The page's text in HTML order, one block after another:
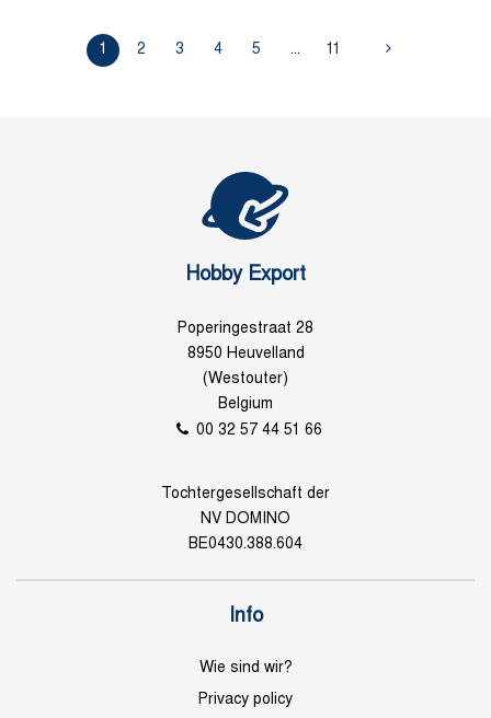
1 2 3 4 5 ... 11
Hobby Export
Poperingestraat 28
8950 Heuvelland
(Westouter)
Belgium
00 32 57 44 51 66
Tochtergesellschaft der
NV DOMINO
BE0430.388.604
Info
Wie sind wir?
Privacy policy